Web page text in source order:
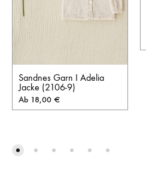
Sandnes Garn I Adelia
Jacke (2106-9)
Ab 18,00 €